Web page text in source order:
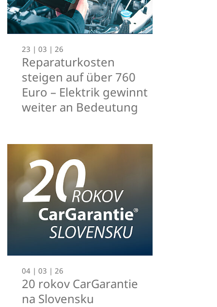
23 | 03 | 26
Reparaturkosten
steigen auf über 760
Euro – Elektrik gewinnt
weiter an Bedeutung
04 | 03 | 26
20 rokov CarGarantie
na Slovensku